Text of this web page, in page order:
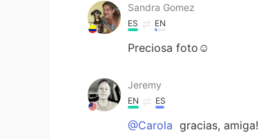
Sandra Gomez
ES EN
Preciosa foto☺
Jeremy
EN ES
@Carola gracias, amiga!